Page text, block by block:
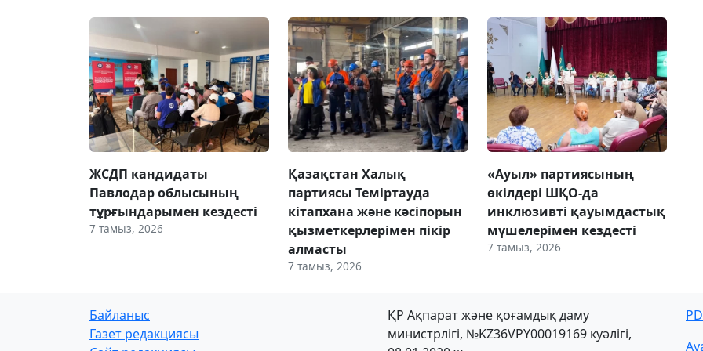
ЖСДП кандидаты
Павлодар облысының
тұрғындарымен кездесті
7 тамыз, 2026
Қазақстан Халық
партиясы Теміртауда
кітапхана және кәсіпорын
қызметкерлерімен пікір
алмасты
7 тамыз, 2026
«Ауыл» партиясының
өкілдері ШҚО-да
инклюзивті қауымдастық
мүшелерімен кездесті
7 тамыз, 2026
Байланыс
Газет редакциясы
ҚР Ақпарат және қоғамдық даму
министрлігі, №KZ36VPY00019169 куәлігі,